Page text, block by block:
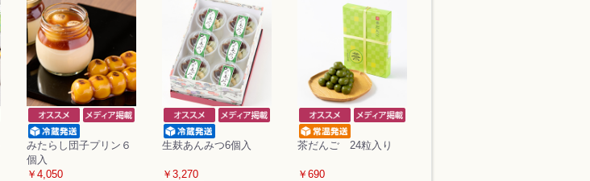
みたらし団子プリン６
個入
￥4,050
生麸あんみつ6個入
￥3,270
茶だんご 24粒入り
￥690